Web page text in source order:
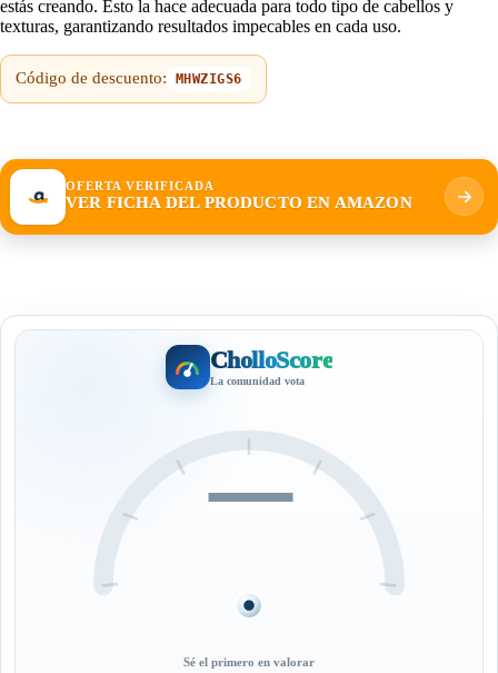
estás creando. Esto la hace adecuada para todo tipo de cabellos y
texturas, garantizando resultados impecables en cada uso.
Código de descuento: MHWZIGS6
OFERTA VERIFICADA
VER FICHA DEL PRODUCTO EN AMAZON
CholloScore
La comunidad vota
—
Sé el primero en valorar